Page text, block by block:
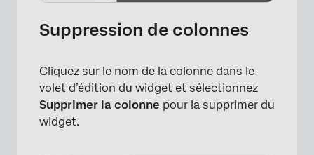
Suppression de colonnes
Cliquez sur le nom de la colonne dans le
volet d’édition du widget et sélectionnez
Supprimer la colonne pour la supprimer du
widget.